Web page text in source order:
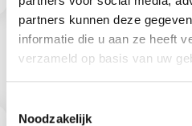
partners kunnen deze
informatie die u aan ze heeft
verzameld op basis van uw
Noodzakelijk